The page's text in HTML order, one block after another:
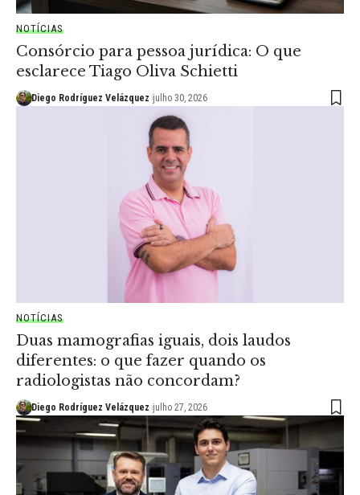
NOTÍCIAS
Consórcio para pessoa jurídica: O que
esclarece Tiago Oliva Schietti
Diego Rodríguez Velázquez julho 30, 2026
NOTÍCIAS
Duas mamografias iguais, dois laudos
diferentes: o que fazer quando os
radiologistas não concordam?
Diego Rodríguez Velázquez julho 27, 2026